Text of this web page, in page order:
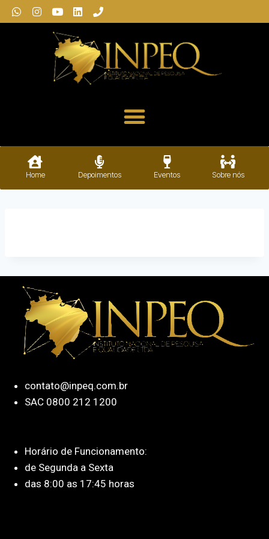
Home Depoimentos Eventos Sobre nós
contato@inpeq.com.br
SAC 0800 212 1200
Horário de Funcionamento:
de Segunda a Sexta
das 8:00 as 17:45 horas